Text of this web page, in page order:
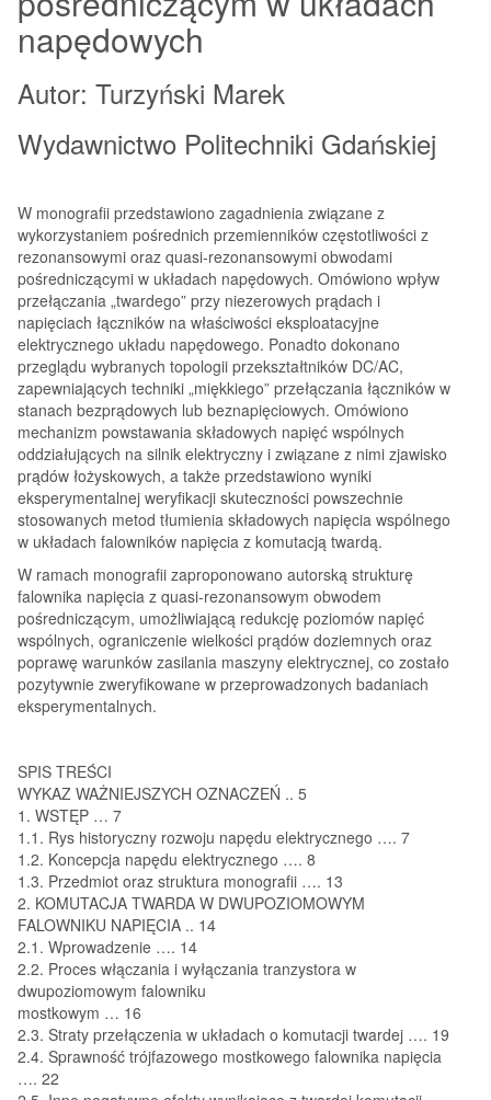
napędowych
Autor: Turzyński Marek
Wydawnictwo Politechniki Gdańskiej
W monografii przedstawiono zagadnienia związane z
wykorzystaniem pośrednich przemienników częstotliwości z
rezonansowymi oraz quasi-rezonansowymi obwodami
pośredniczącymi w układach napędowych. Omówiono wpływ
przełączania „twardego” przy niezerowych prądach i
napięciach łączników na właściwości eksploatacyjne
elektrycznego układu napędowego. Ponadto dokonano
przeglądu wybranych topologii przekształtników DC/AC,
zapewniających techniki „miękkiego” przełączania łączników w
stanach bezprądowych lub beznapięciowych. Omówiono
mechanizm powstawania składowych napięć wspólnych
oddziałujących na silnik elektryczny i związane z nimi zjawisko
prądów łożyskowych, a także przedstawiono wyniki
eksperymentalnej weryfikacji skuteczności powszechnie
stosowanych metod tłumienia składowych napięcia wspólnego
w układach falowników napięcia z komutacją twardą.
W ramach monografii zaproponowano autorską strukturę
falownika napięcia z quasi-rezonansowym obwodem
pośredniczącym, umożliwiającą redukcję poziomów napięć
wspólnych, ograniczenie wielkości prądów doziemnych oraz
poprawę warunków zasilania maszyny elektrycznej, co zostało
pozytywnie zweryfikowane w przeprowadzonych badaniach
eksperymentalnych.
SPIS TREŚCI
WYKAZ WAŻNIEJSZYCH OZNACZEŃ .. 5
1. WSTĘP … 7
1.1. Rys historyczny rozwoju napędu elektrycznego …. 7
1.2. Koncepcja napędu elektrycznego …. 8
1.3. Przedmiot oraz struktura monografii …. 13
2. KOMUTACJA TWARDA W DWUPOZIOMOWYM
FALOWNIKU NAPIĘCIA .. 14
2.1. Wprowadzenie …. 14
2.2. Proces włączania i wyłączania tranzystora w
dwupoziomowym falowniku
mostkowym … 16
2.3. Straty przełączenia w układach o komutacji twardej …. 19
2.4. Sprawność trójfazowego mostkowego falownika napięcia
…. 22